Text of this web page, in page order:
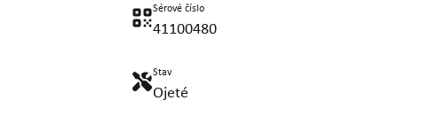
Sérové číslo
41100480
Stav
Ojeté